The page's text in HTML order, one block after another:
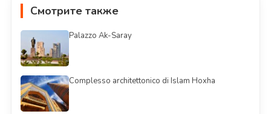
Смотрите также
Palazzo Ak-Saray
Complesso architettonico di Islam Hoxha